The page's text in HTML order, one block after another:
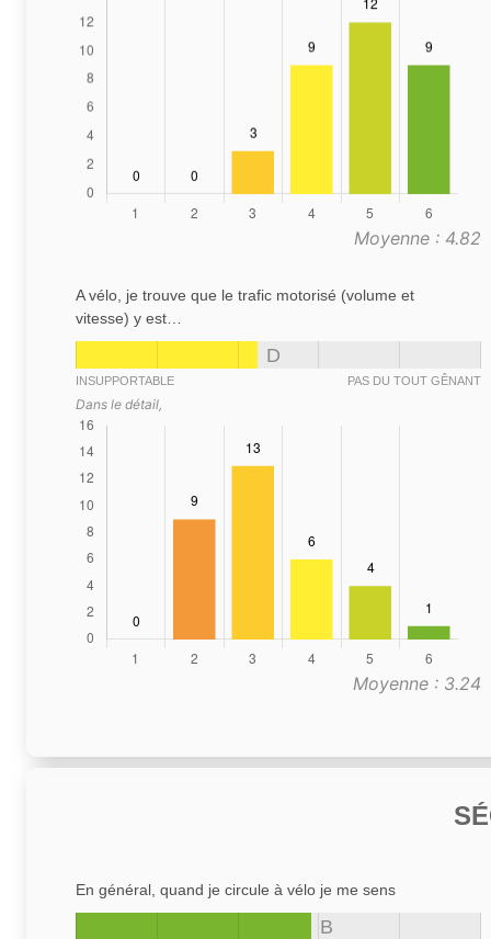
Moyenne : 4.82
A vélo, je trouve que le trafic motorisé (volume et
vitesse) y est…
D
INSUPPORTABLE PAS DU TOUT GÊNANT
Dans le détail,
Moyenne : 3.24
En général, quand je circule à vélo je me sens
B